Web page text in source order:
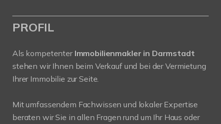
PROFIL
Als kompetenter Immobilienmakler in Darmstadt
stehen wir Ihnen beim Verkauf und bei der Vermietung
Ihrer Immobilie zur Seite.
Mit umfassendem Fachwissen und lokaler Expertise
beraten wir Sie in allen Fragen rund um Ihr Haus oder